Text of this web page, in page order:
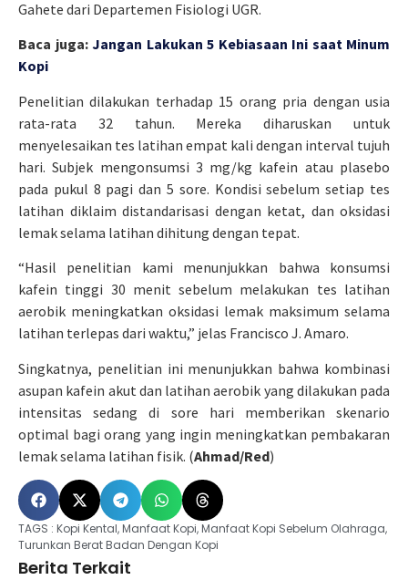
Gahete dari Departemen Fisiologi UGR.
Baca juga: Jangan Lakukan 5 Kebiasaan Ini saat Minum
Kopi
Penelitian dilakukan terhadap 15 orang pria dengan usia
rata-rata 32 tahun. Mereka diharuskan untuk
menyelesaikan tes latihan empat kali dengan interval tujuh
hari. Subjek mengonsumsi 3 mg/kg kafein atau plasebo
pada pukul 8 pagi dan 5 sore. Kondisi sebelum setiap tes
latihan diklaim distandarisasi dengan ketat, dan oksidasi
lemak selama latihan dihitung dengan tepat.
“Hasil penelitian kami menunjukkan bahwa konsumsi
kafein tinggi 30 menit sebelum melakukan tes latihan
aerobik meningkatkan oksidasi lemak maksimum selama
latihan terlepas dari waktu,” jelas Francisco J. Amaro.
Singkatnya, penelitian ini menunjukkan bahwa kombinasi
asupan kafein akut dan latihan aerobik yang dilakukan pada
intensitas sedang di sore hari memberikan skenario
optimal bagi orang yang ingin meningkatkan pembakaran
lemak selama latihan fisik. (Ahmad/Red)
TAGS : Kopi Kental,Manfaat Kopi,Manfaat Kopi Sebelum Olahraga,
Turunkan Berat Badan Dengan Kopi
Berita Terkait